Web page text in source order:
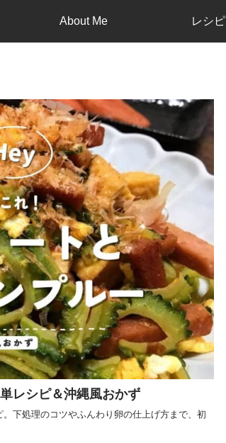
About Me レシピ
レシピ＆沖縄風おかず
下処理のコツやふんわり卵の仕上げ方まで、初